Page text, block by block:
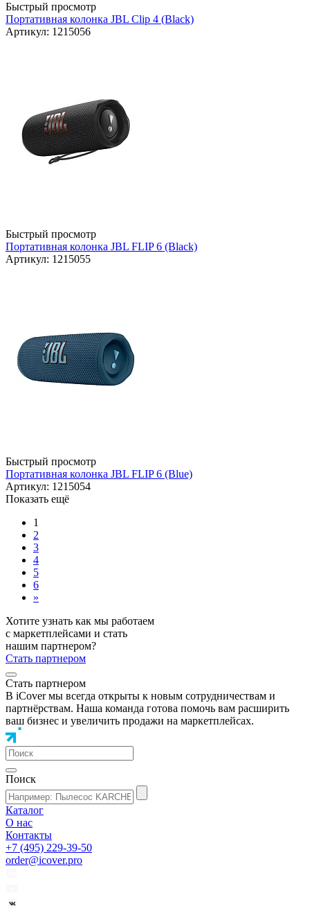
Быстрый просмотр
Портативная колонка JBL Clip 4 (Black)
Артикул: 1215056
Быстрый просмотр
Портативная колонка JBL FLIP 6 (Black)
Артикул: 1215055
Быстрый просмотр
Портативная колонка JBL FLIP 6 (Blue)
Артикул: 1215054
Показать ещё
1
2
3
4
5
6
»
Хотите узнать как мы работаем
с маркетплейсами и стать
нашим партнером?
Стать партнером
Стать партнером
В iCover мы всегда открыты к новым сотрудничествам и
партнёрствам. Наша команда готова помочь вам расширить
ваш бизнес и увеличить продажи на маркетплейсах.
Поиск
Каталог
О нас
Контакты
+7 (495) 229-39-50
order@icover.pro